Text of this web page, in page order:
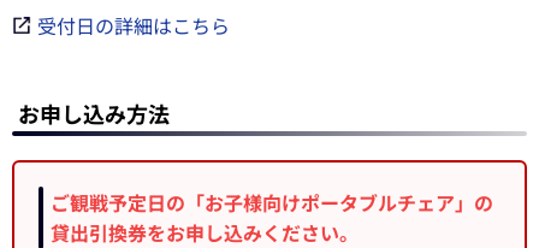
受付日の詳細はこちら
お申し込み方法
ご観戦予定日の「お子様向けポータブルチェア」の
貸出引換券をお申し込みください。